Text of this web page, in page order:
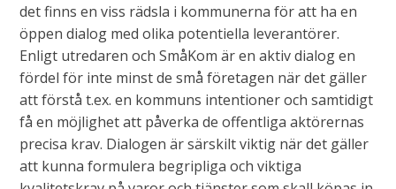
det finns en viss rädsla i kommunerna för att ha en
öppen dialog med olika potentiella leverantörer.
Enligt utredaren och SmåKom är en aktiv dialog en
fördel för inte minst de små företagen när det gäller
att förstå t.ex. en kommuns intentioner och samtidigt
få en möjlighet att påverka de offentliga aktörernas
precisa krav. Dialogen är särskilt viktig när det gäller
att kunna formulera begripliga och viktiga